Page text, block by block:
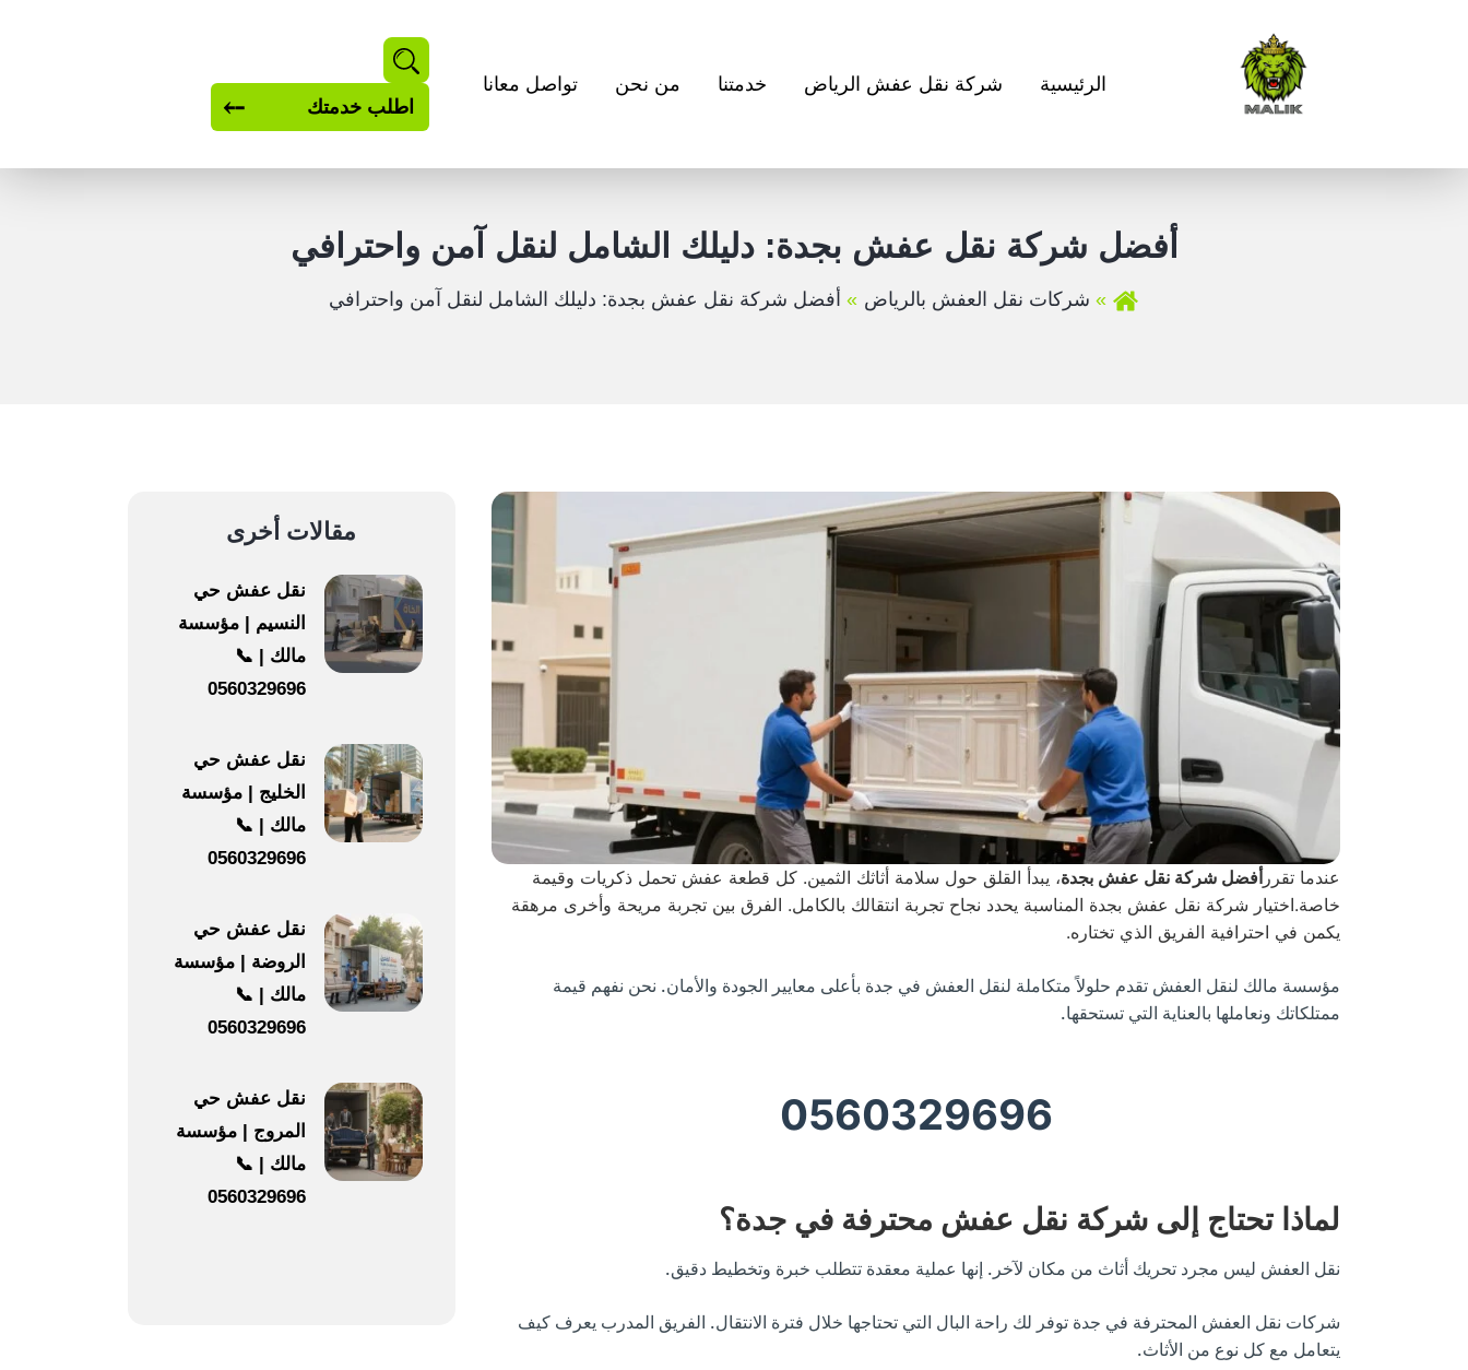
الرئيسية شركة نقل عفش الرياض خدمتنا من نحن تواصل معانا
اطلب خدمتك
أفضل شركة نقل عفش بجدة: دليلك الشامل لنقل آمن واحترافي
شركات نقل العفش بالرياض أفضل شركة نقل عفش بجدة: دليلك الشامل لنقل آمن واحترافي
عندما تقررأفضل شركة نقل عفش بجدة، يبدأ القلق حول سلامة أثاثك الثمين. كل قطعة عفش تحمل ذكريات وقيمة
خاصة.اختيار شركة نقل عفش بجدة المناسبة يحدد نجاح تجربة انتقالك بالكامل. الفرق بين تجربة مريحة وأخرى مرهقة
يكمن في احترافية الفريق الذي تختاره.
مؤسسة مالك لنقل العفش تقدم حلولاً متكاملة لنقل العفش في جدة بأعلى معايير الجودة والأمان. نحن نفهم قيمة
ممتلكاتك ونعاملها بالعناية التي تستحقها.
0560329696
لماذا تحتاج إلى شركة نقل عفش محترفة في جدة؟
نقل العفش ليس مجرد تحريك أثاث من مكان لآخر. إنها عملية معقدة تتطلب خبرة وتخطيط دقيق.
شركات نقل العفش المحترفة في جدة توفر لك راحة البال التي تحتاجها خلال فترة الانتقال. الفريق المدرب يعرف كيف
يتعامل مع كل نوع من الأثاث.
مقالات أخرى
نقل عفش حي
النسيم | مؤسسة
مالك | 📞
0560329696
نقل عفش حي
الخليج | مؤسسة
مالك | 📞
0560329696
نقل عفش حي
الروضة | مؤسسة
مالك | 📞
0560329696
نقل عفش حي
المروج | مؤسسة
مالك | 📞
0560329696